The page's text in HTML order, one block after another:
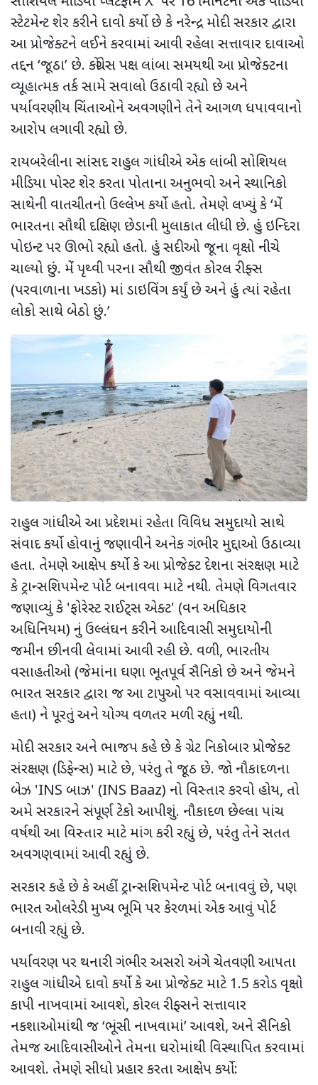
સ્ટેટમેન્ટ શેર કરીને દાવો કર્યો છે કે નરેન્દ્ર મોદી સરકાર દ્વારા
આ પ્રોજેક્ટને લઈને કરવામાં આવી રહેલા સત્તાવાર દાવાઓ
તદ્દન ‘જૂઠા’ છે. કોંગ્રેસ પક્ષ લાંબા સમયથી આ પ્રોજેક્ટના
વ્યૂહાત્મક તર્ક સામે સવાલો ઉઠાવી રહ્યો છે અને
પર્યાવરણીય ચિંતાઓને અવગણીને તેને આગળ ધપાવવાનો
આરોપ લગાવી રહ્યો છે.
રાયબરેલીના સાંસદ રાહુલ ગાંધીએ એક લાંબી સોશિયલ
મીડિયા પોસ્ટ શેર કરતા પોતાના અનુભવો અને સ્થાનિકો
સાથેની વાતચીતનો ઉલ્લેખ કર્યો હતો. તેમણે લખ્યુંકે‘મેં
ભારતના સૌથી દક્ષિણ છેડાની મુલાકાત લીધી છે. હું ઇન્દિરા
પોઇન્ટ પર ઊભો રહ્યો હતો. હું સદીઓ જૂના વૃક્ષો નીચે
ચાલ્યો છું. મેં પૃથ્વી પરના સૌથી જીવંત કોરલ રીફ્સ
(પરવાળાના ખડકો) માં ડાઇવિંગ કર્યું છે અને હું ત્યાં રહેતા
લોકો સાથે બેઠો છું.’
રાહુલ ગાંધીએ આ પ્રદેશમાં રહેતા વિવિધ સમુદાયો સાથે
સંવાદ કર્યો હોવાનું જણાવીને અનેક ગંભીર મુદ્દાઓ ઉઠાવ્યા
હતા. તેમણે આક્ષેપ કર્યો કે આ પ્રોજેક્ટ દેશના સંરક્ષણ માટે
કે ટ્રાન્સશિપમેન્ટ પોર્ટ બનાવવા માટે નથી. તેમણે વિગતવાર
જણાવ્યું કે 'ફોરેસ્ટ રાઈટ્સ એક્ટ' (વન અધિકાર
અધિનિયમ) નું ઉલ્લંઘન કરીને આદિવાસી સમુદાયોની
જમીન છીનવી લેવામાં આવી રહી છે. વળી, ભારતીય
વસાહતીઓ (જેમાંના ઘણા ભૂતપૂર્વ સૈનિકો છે અને જેમને
ભારત સરકાર દ્વારા જ આ ટાપુઓ પર વસાવવામાં આવ્યા
હતા) ને પૂરતું અને યોગ્ય વળતર મળી રહ્યું નથી.
મોદી સરકાર અને ભાજપ કહે છે કે ગ્રેટ નિકોબાર પ્રોજેક્ટ
સંરક્ષણ (ડિફેન્સ) માટે છે, પરંતુ તે જૂઠ છે. જો નૌકાદળના
બેઝ 'INS બાઝ' (INS Baaz) નો વિસ્તાર કરવો હોય, તો
અમે સરકારને સંપૂર્ણ ટેકો આપીશું. નૌકાદળ છેલ્લા પાંચ
વર્ષથી આ વિસ્તાર માટે માંગ કરી રહ્યું છે, પરંતુ તેને સતત
અવગણવામાં આવી રહ્યું છે.
સરકાર કહે છે કે અહીં ટ્રાન્સશિપમેન્ટ પોર્ટ બનાવવું છે, પણ
ભારત ઓલરેડી મુખ્ય ભૂમિ પર કેરળમાં એક આવું પોર્ટ
બનાવી રહ્યું છે.
પર્યાવરણ પર થનારી ગંભીર અસરો અંગે ચેતવણી આપતા
રાહુલ ગાંધીએ દાવો કર્યો કે આ પ્રોજેક્ટ માટે 1.5 કરોડ વૃક્ષો
કાપી નાખવામાં આવશે, કોરલ રીફ્સને સત્તાવાર
નકશાઓમાંથી જ ‘ભૂંસી નાખવામાં’ આવશે, અને સૈનિકો
તેમજ આદિવાસીઓને તેમના ઘરોમાંથી વિસ્થાપિત કરવામાં
આવશે. તેમણે સીધો પ્રહાર કરતા આક્ષેપ કર્યો: